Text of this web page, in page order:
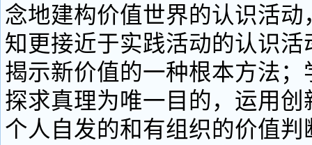
念地建构价值世界的认识活
知更接近于实践活动的认识
揭示新价值的一种根本方法
探求真理为唯一目的，运用
个人自发的和有组织的价值